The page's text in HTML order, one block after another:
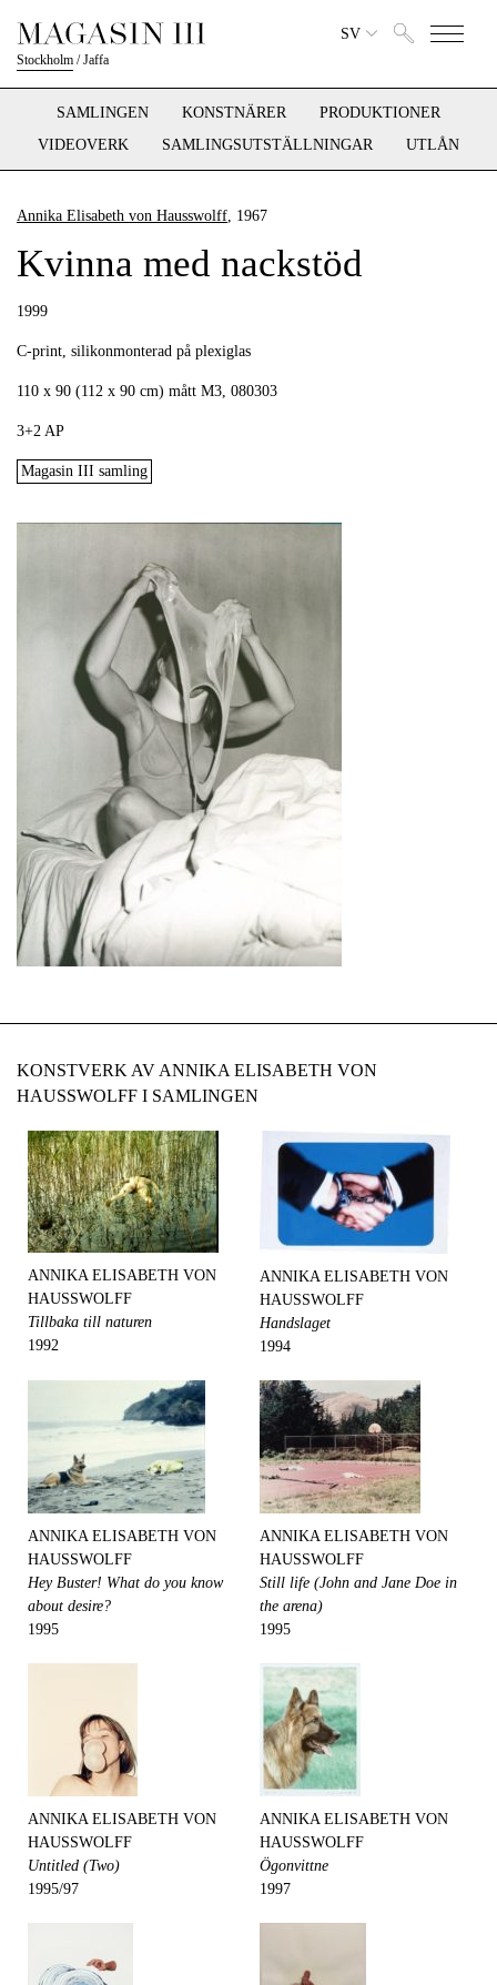
Stockholm /Jaffa
SV
SAMLINGEN KONSTNÄRER
PRODUKTIONER
VIDEOVERK
SAMLINGSUTSTÄLLNINGAR UTLÅN
Annika Elisabeth von Hausswolff, 1967
Kvinna med nackstöd
1999
C-print, silikonmonterad på plexiglas
110 x 90 (112 x 90 cm) mått M3, 080303
3+2 AP
Magasin III samling
KONSTVERK AV ANNIKA ELISABETH VON
HAUSSWOLFF I SAMLINGEN
ANNIKA ELISABETH VON
HAUSSWOLFF
Tillbaka till naturen
1992
ANNIKA ELISABETH VON
HAUSSWOLFF
Handslaget
1994
ANNIKA ELISABETH VON
HAUSSWOLFF
Hey Buster! What do you know
about desire?
1995
ANNIKA ELISABETH VON
HAUSSWOLFF
Still life (John and Jane Doe in
the arena)
1995
ANNIKA ELISABETH VON
HAUSSWOLFF
Untitled (Two)
1995/97
ANNIKA ELISABETH VON
HAUSSWOLFF
Ögonvittne
1997